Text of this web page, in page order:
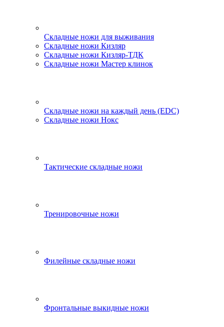
Складные ножи для выживания
Складные ножи Кизляр
Складные ножи Кизляр-ТДК
Складные ножи Мастер клинок
Складные ножи на каждый день (EDC)
Складные ножи Нокс
Тактические складные ножи
Тренировочные ножи
Филейные складные ножи
Фронтальные выкидные ножи